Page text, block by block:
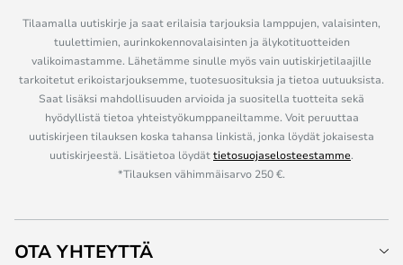
Tilaamalla uutiskirje ja saat erilaisia tarjouksia lamppujen, valaisinten,
tuulettimien, aurinkokennovalaisinten ja älykotituotteiden
valikoimastamme. Lähetämme sinulle myös vain uutiskirjetilaajille
tarkoitetut erikoistarjouksemme, tuotesuosituksia ja tietoa uutuuksista.
Saat lisäksi mahdollisuuden arvioida ja suositella tuotteita sekä
hyödyllistä tietoa yhteistyökumppaneiltamme. Voit peruuttaa
uutiskirjeen tilauksen koska tahansa linkistä, jonka löydät jokaisesta
uutiskirjeestä. Lisätietoa löydättietosuojaselosteestamme.
*Tilauksen vähimmäisarvo 250 €.
OTA YHTEYTTÄ